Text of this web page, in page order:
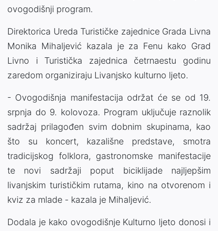
ovogodišnji program.
Direktorica Ureda Turističke zajednice Grada Livna
Monika Mihaljević kazala je za Fenu kako Grad
Livno i Turistička zajednica četrnaestu godinu
zaredom organiziraju Livanjsko kulturno ljeto.
- Ovogodišnja manifestacija održat će se od 19.
srpnja do 9. kolovoza. Program uključuje raznolik
sadržaj prilagođen svim dobnim skupinama, kao
što su koncert, kazališne predstave, smotra
tradicijskog folklora, gastronomske manifestacije
te novi sadržaji poput biciklijade najljepšim
livanjskim turističkim rutama, kino na otvorenom i
kviz za mlade - kazala je Mihaljević.
Dodala je kako ovogodišnje Kulturno ljeto donosi i